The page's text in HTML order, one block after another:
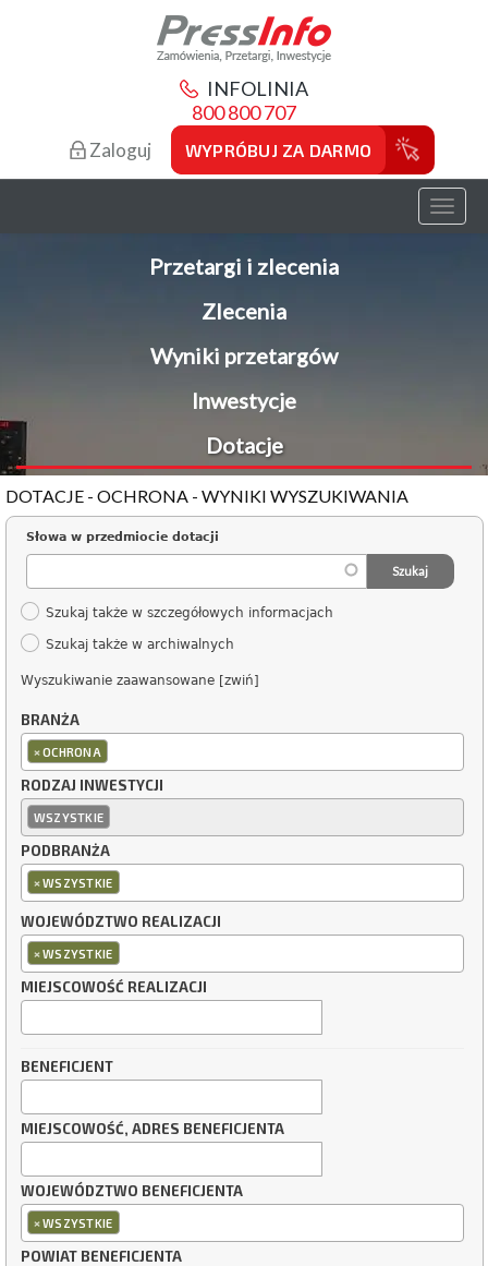
INFOLINIA
800 800 707
Zaloguj WYPRÓBUJ ZA DARMO
Toggle
Przetargi i zlecenia
Zlecenia
Wyniki przetargów
Inwestycje
Dotacje
DOTACJE - OCHRONA - WYNIKI WYSZUKIWANIA
Słowa w przedmiocie dotacji
Szukaj także w szczegółowych informacjach
Szukaj także w archiwalnych
Wyszukiwanie zaawansowane [zwiń]
BRANŻA
×OCHRONA
RODZAJ INWESTYCJI
WSZYSTKIE
PODBRANŻA
×WSZYSTKIE
WOJEWÓDZTWO REALIZACJI
×WSZYSTKIE
MIEJSCOWOŚĆ REALIZACJI
BENEFICJENT
MIEJSCOWOŚĆ, ADRES BENEFICJENTA
WOJEWÓDZTWO BENEFICJENTA
×WSZYSTKIE
POWIAT BENEFICJENTA